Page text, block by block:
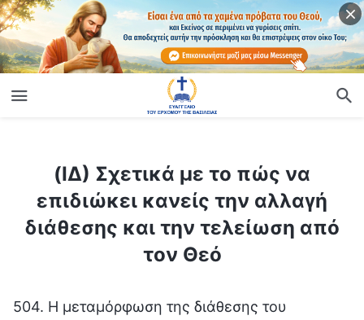
(ΙΔ) Σχετικά με το πώς να
επιδιώκει κανείς την αλλαγή
διάθεσης και την τελείωση από
τον Θεό
504. Η μεταμόρφωση της διάθεσης του